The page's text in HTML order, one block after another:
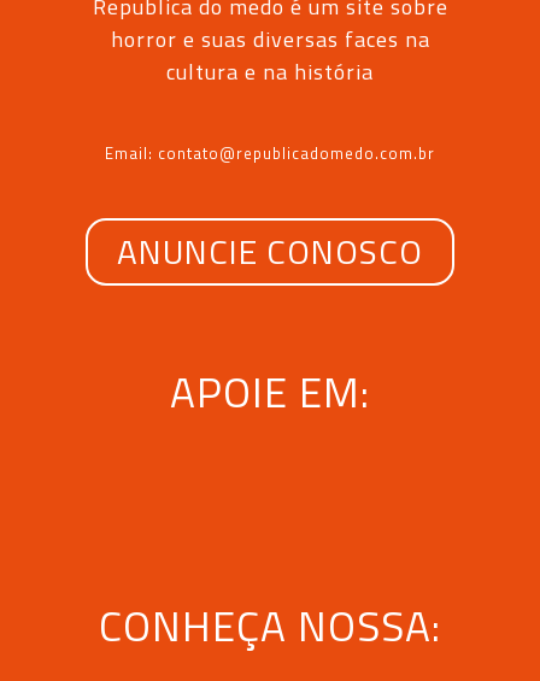
Republica do medo é um site sobre
horror e suas diversas faces na
cultura e na história
Email: contato@republicadomedo.com.br
ANUNCIE CONOSCO
APOIE EM:
CONHEÇA NOSSA: